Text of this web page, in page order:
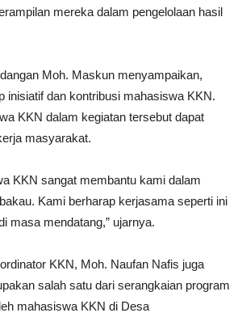
mereka dalam pengelolaan hasil
Moh. Maskun menyampaikan,
inisiatif dan kontribusi mahasiswa KKN.
KKN dalam kegiatan tersebut dapat
masyarakat.
KKN sangat membantu kami dalam
Kami berharap kerjasama seperti ini
masa mendatang,” ujarnya.
KKN, Moh. Naufan Nafis juga
salah satu dari serangkaian program
mahasiswa KKN di Desa